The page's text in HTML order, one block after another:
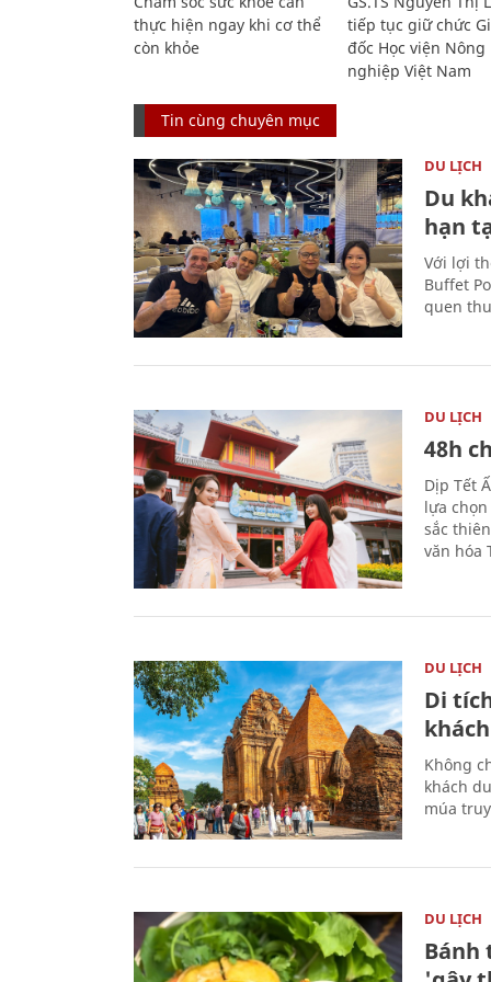
thực hiện ngay khi cơ thể
còn khỏe
tiếp tục giữ chức
đốc Học viện Nông
nghiệp Việt Nam
Tin cùng chuyên mục
DU LỊCH
Du
hạn
Với lợi
Buffet
quen
DU LỊCH
48h
Dịp Tết
lựa
sắc
văn hóa
DU LỊCH
Di
khách
Không
khách
múa
DU LỊCH
Bánh